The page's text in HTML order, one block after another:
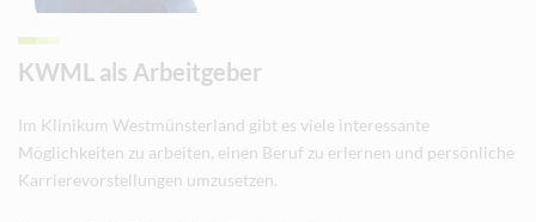
KWML als Arbeitgeber
Im Klinikum Westmünsterland gibt es viele interessante
Möglichkeiten zu arbeiten, einen Beruf zu erlernen und persönliche
Karrierevorstellungen umzusetzen.